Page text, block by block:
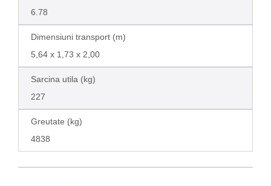
6.78
Dimensiuni transport (m)
5,64 x 1,73 x 2,00
Sarcina utila (kg)
227
Greutate (kg)
4838